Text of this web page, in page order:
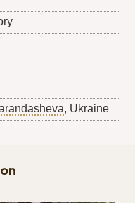
, Ukraine